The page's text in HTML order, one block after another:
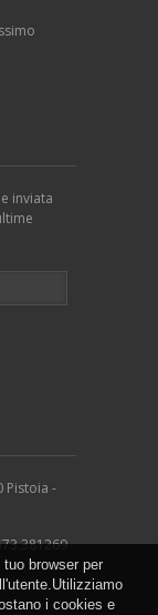
inviata
Pistoia -
browser per
i cookies e